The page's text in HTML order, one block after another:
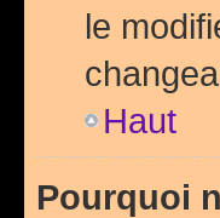
le
Haut
Pourquoi